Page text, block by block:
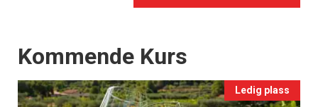
Events
Kommende Kurs
Ledig plass